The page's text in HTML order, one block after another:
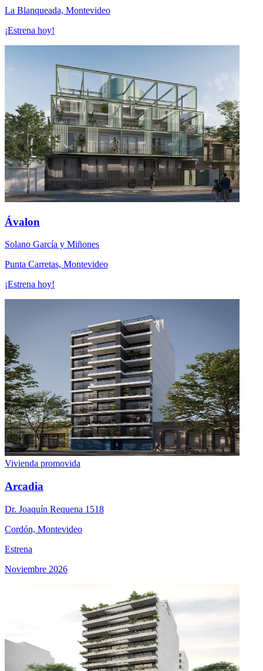
La Blanqueada, Montevideo
¡Estrena hoy!
Ávalon
Solano García y Miñones
Punta Carretas, Montevideo
¡Estrena hoy!
Vivienda promovida
Arcadia
Dr. Joaquín Requena 1518
Cordón, Montevideo
Estrena
Noviembre 2026